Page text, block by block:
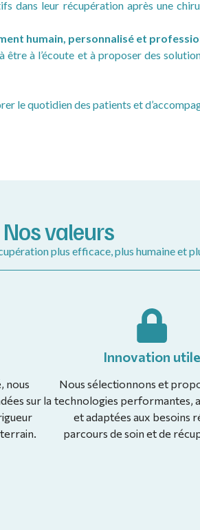
dans leur récupération après une
humain, personnalisé et
à l’écoute et à proposer des
le quotidien des patients et
Nos valeurs
plus efficace, plus humaine et
nous
sur la
Innovation utile
Nous sélectionnons et
technologies performantes,
et adaptées aux besoins
parcours de soin et de